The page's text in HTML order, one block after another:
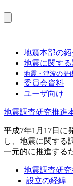
地震本部の紹
地震に関する
地震・津波の提
委員会資料
ユーザ向け
地震調査研究推進
平成7年1月17日に
し、地震に関する
一元的に推進する
地震調査研
設立の経緯